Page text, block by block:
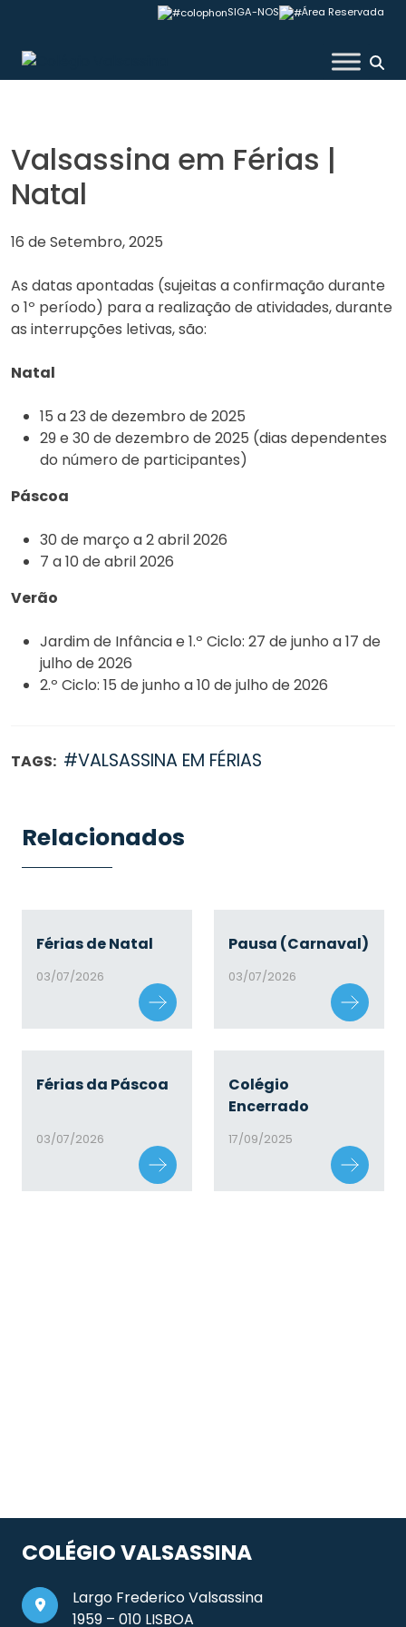
content
SIGA-NOS Área Reservada
Colégio Valsassina
Valsassina em Férias |
Natal
16 de Setembro, 2025
As datas apontadas (sujeitas a confirmação durante
o 1º período) para a realização de atividades, durante
as interrupções letivas, são:
Natal
15 a 23 de dezembro de 2025
29 e 30 de dezembro de 2025 (dias dependentes
do número de participantes)
Páscoa
30 de março a 2 abril 2026
7 a 10 de abril 2026
Verão
Jardim de Infância e 1.º Ciclo: 27 de junho a 17 de
julho de 2026
2.º Ciclo: 15 de junho a 10 de julho de 2026
TAGS: #VALSASSINA EM FÉRIAS
Relacionados
Férias de Natal
03/07/2026
Pausa (Carnaval)
03/07/2026
Férias da Páscoa
03/07/2026
Colégio
Encerrado
17/09/2025
COLÉGIO VALSASSINA
Largo Frederico Valsassina
1959 – 010 LISBOA